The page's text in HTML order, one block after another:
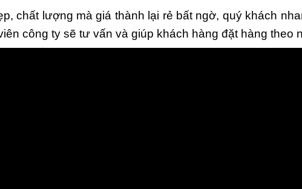
chất lượng mà giá thành lại rẻ bất ngờ, quý khách
công ty sẽ tư vấn và giúp khách hàng đặt hàng theo